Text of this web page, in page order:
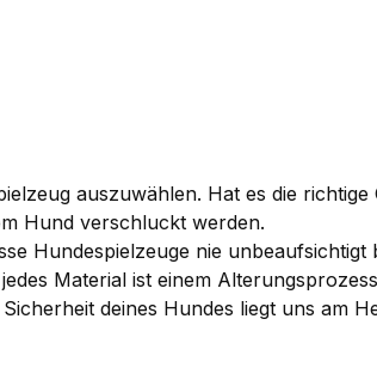
auszuwählen. Hat es die
Hund verschluckt werden.
Hundespielzeuge nie
Material ist einem
deines Hundes liegt uns am